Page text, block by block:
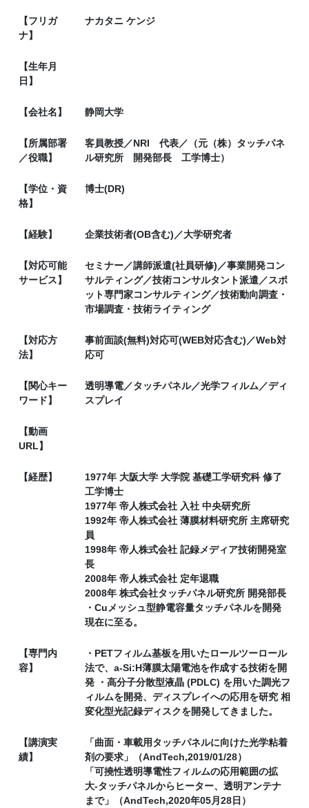
【フリガ
ナ】
ナカタニ ケンジ
【生年月
日】
【会社名】 静岡大学
【所属部署
／役職】
客員教授／NRI 代表／（元（株）タッチパネ
ル研究所 開発部長 工学博士）
【学位・資
格】
博士(DR)
【経験】 企業技術者(OB含む)／大学研究者
【対応可能
サービス】
セミナー／講師派遣(社員研修)／事業開発コン
サルティング／技術コンサルタント派遣／スポ
ット専門家コンサルティング／技術動向調査・
市場調査・技術ライティング
【対応方
法】
事前面談(無料)対応可(WEB対応含む)／Web対
応可
【関心キー
ワード】
透明導電／タッチパネル／光学フィルム／ディ
スプレイ
【動画
URL】
【経歴】
1977年 大阪大学 大学院 基礎工学研究科 修了
工学博士
1977年 帝人株式会社 入社 中央研究所
1992年 帝人株式会社 薄膜材料研究所 主席研究
員
1998年 帝人株式会社 記録メディア技術開発室
長
2008年 帝人株式会社 定年退職
2008年 株式会社タッチパネル研究所 開発部長
・Cuメッシュ型静電容量タッチパネルを開発
現在に至る。
【専門内
容】
・PETフィルム基板を用いたロールツーロール
法で、a-Si:H薄膜太陽電池を作成する技術を開
発 ・高分子分散型液晶 (PDLC) を用いた調光フ
ィルムを開発、ディスプレイへの応用を研究 相
変化型光記録ディスクを開発してきました。
【講演実
績】
「曲面・車載用タッチパネルに向けた光学粘着
剤の要求」（AndTech,2019/01/28）
「可撓性透明導電性フィルムの応用範囲の拡
大-タッチパネルからヒーター、透明アンテナ
まで」（AndTech,2020年05月28日）